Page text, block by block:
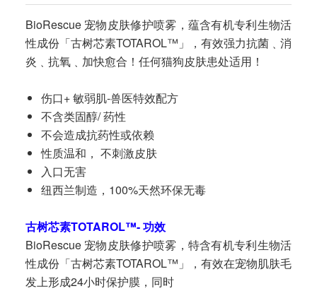
BioRescue 宠物皮肤修护喷雾，蕴含有机专利生物活
性成份「古树芯素TOTAROL™」，有效强力抗菌﹑消
炎﹑抗氧﹑加快愈合！任何猫狗皮肤患处适用！
伤口+ 敏弱肌-兽医特效配方
不含类固醇/ 药性
不会造成抗药性或依赖
性质温和， 不刺激皮肤
入口无害
纽西兰制造，100%天然环保无毒
古树芯素TOTAROL™- 功效
BioRescue 宠物皮肤修护喷雾，特含有机专利生物活
性成份「古树芯素TOTAROL™」，有效在宠物肌肤毛
发上形成24小时保护膜，同时